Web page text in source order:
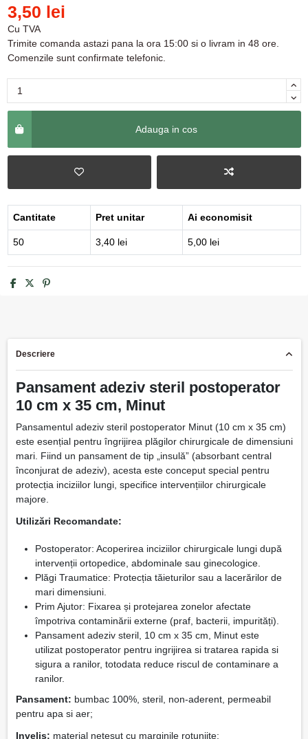
3,50 lei
Cu TVA
Trimite comanda astazi pana la ora 15:00 si o livram in 48 ore.
Comenzile sunt confirmate telefonic.
Adauga in cos
Cantitate Pret unitar Ai economisit
50 3,40 lei 5,00 lei
Descriere
Pansament adeziv steril postoperator
10 cm x 35 cm, Minut
Pansamentul adeziv steril postoperator Minut (10 cm x 35 cm)
este esențial pentru îngrijirea plăgilor chirurgicale de dimensiuni
mari. Fiind un pansament de tip „insulă” (absorbant central
înconjurat de adeziv), acesta este conceput special pentru
protecția inciziilor lungi, specifice intervențiilor chirurgicale
majore.
Utilizări Recomandate:
Postoperator: Acoperirea inciziilor chirurgicale lungi după
intervenții ortopedice, abdominale sau ginecologice.
Plăgi Traumatice: Protecția tăieturilor sau a lacerărilor de
mari dimensiuni.
Prim Ajutor: Fixarea și protejarea zonelor afectate
împotriva contaminării externe (praf, bacterii, impurități).
Pansament adeziv steril, 10 cm x 35 cm, Minut este
utilizat postoperator pentru ingrijirea si tratarea rapida si
sigura a ranilor, totodata reduce riscul de contaminare a
ranilor.
Pansament: bumbac 100%, steril, non-aderent, permeabil
pentru apa si aer;
Invelis: material netesut cu marginile rotunjite;